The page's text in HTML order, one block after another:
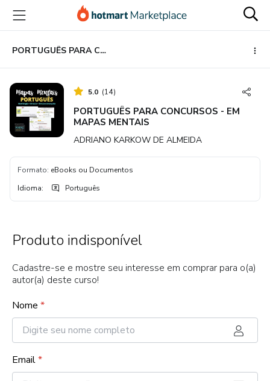
para
conteúdo
principal
para
pagamento
para
rodapé
PORTUGUÊS PARA CONCURSOS - EM MAPAS MENTAIS
5.0 (14)
PORTUGUÊS PARA CONCURSOS - EM
MAPAS MENTAIS
ADRIANO KARKOW DE ALMEIDA
Formato: eBooks ou Documentos
Idioma: Português
Produto indisponível
Cadastre-se e mostre seu interesse em comprar para o(a)
autor(a) deste curso!
Nome *
Email*